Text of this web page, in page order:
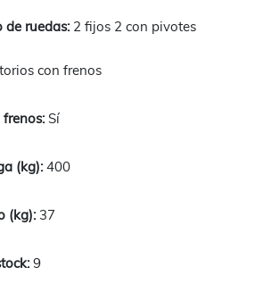
2 fijos 2 con pivotes
con frenos
Sí
400
37
9